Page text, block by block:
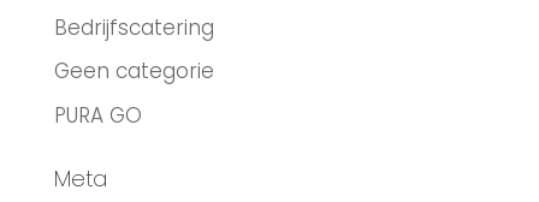
Bedrijfscatering
Geen categorie
PURA GO
Meta